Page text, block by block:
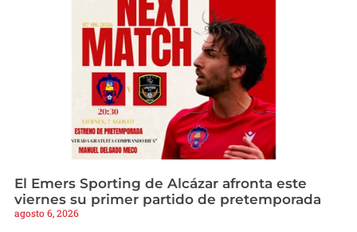
El Emers Sporting de Alcázar afronta este
viernes su primer partido de pretemporada
agosto 6, 2026